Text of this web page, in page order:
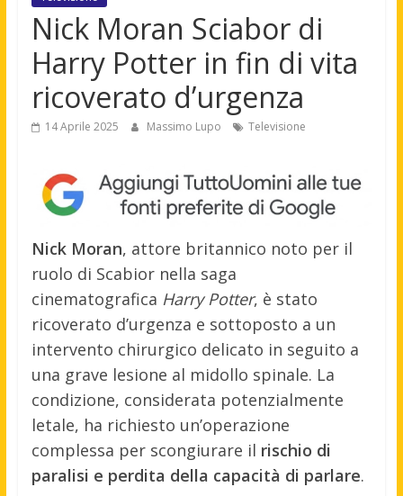
Nick Moran Sciabor di
Harry Potter in fin di vita
ricoverato d’urgenza
14 Aprile 2025 Massimo Lupo Televisione
Nick Moran, attore britannico noto per il
ruolo di Scabior nella saga
cinematografica Harry Potter, è stato
ricoverato d’urgenza e sottoposto a un
intervento chirurgico delicato in seguito a
una grave lesione al midollo spinale. La
condizione, considerata potenzialmente
letale, ha richiesto un’operazione
complessa per scongiurare il rischio di
paralisi e perdita della capacità di parlare.